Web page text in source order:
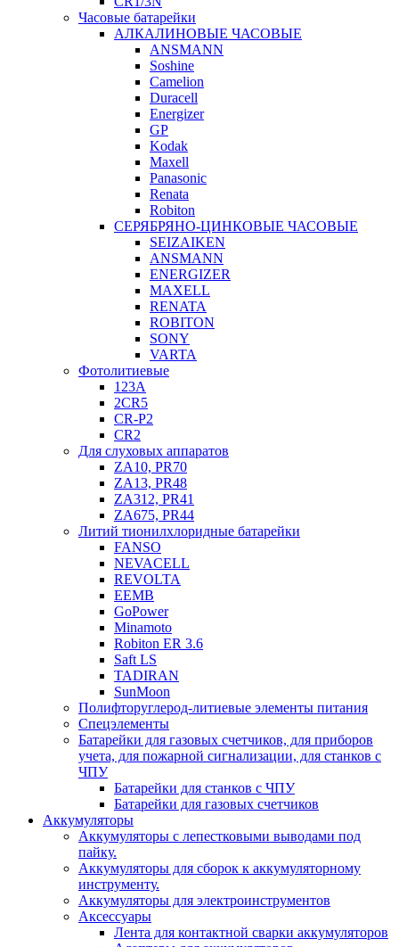
Часовые батарейки
АЛКАЛИНОВЫЕ ЧАСОВЫЕ
ANSMANN
Soshine
Camelion
Duracell
Energizer
GP
Kodak
Maxell
Panasonic
Renata
Robiton
СЕРЯБРЯНО-ЦИНКОВЫЕ ЧАСОВЫЕ
SEIZAIKEN
ANSMANN
ENERGIZER
MAXELL
RENATA
ROBITON
SONY
VARTA
Фотолитиевые
123A
2CR5
CR-P2
CR2
Для слуховых аппаратов
ZA10, PR70
ZA13, PR48
ZA312, PR41
ZA675, PR44
Литий тионилхлоридные батарейки
FANSO
NEVACELL
REVOLTA
EEMB
GoPower
Minamoto
Robiton ER 3.6
Saft LS
TADIRAN
SunMoon
Полифторуглерод-литиевые элементы питания
Спецэлементы
Батарейки для газовых счетчиков, для приборов
учета, для пожарной сигнализации, для станков с
ЧПУ
Батарейки для станков с ЧПУ
Батарейки для газовых счетчиков
Аккумуляторы
Аккумуляторы с лепестковыми выводами под
пайку.
Аккумуляторы для сборок к аккумуляторному
инструменту.
Аккумуляторы для электроинструментов
Аксессуары
Лента для контактной сварки аккумуляторов